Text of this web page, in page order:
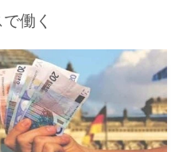
働く